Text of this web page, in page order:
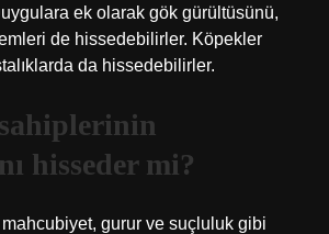
ek olarak gök gürültüsünü,
de hissedebilirler. Köpekler
da hissedebilirler.
hisseder mi?
gurur ve suçluluk gibi